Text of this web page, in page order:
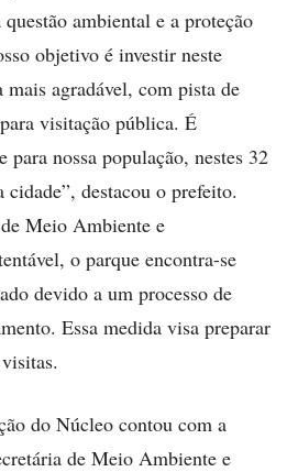
ambiental e a proteção
objetivo é investir neste
agradável, com pista de
visitação pública. É
para nossa população, nestes 32
cidade”, destacou o prefeito.
Meio Ambiente e
o parque encontra-se
devido a um processo de
Essa medida visa preparar
do Núcleo contou com a
de Meio Ambiente e